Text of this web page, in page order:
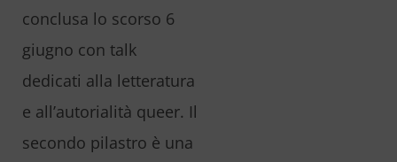
conclusa lo scorso 6
giugno con talk
dedicati alla letteratura
e all’autorialità queer. Il
secondo pilastro è una